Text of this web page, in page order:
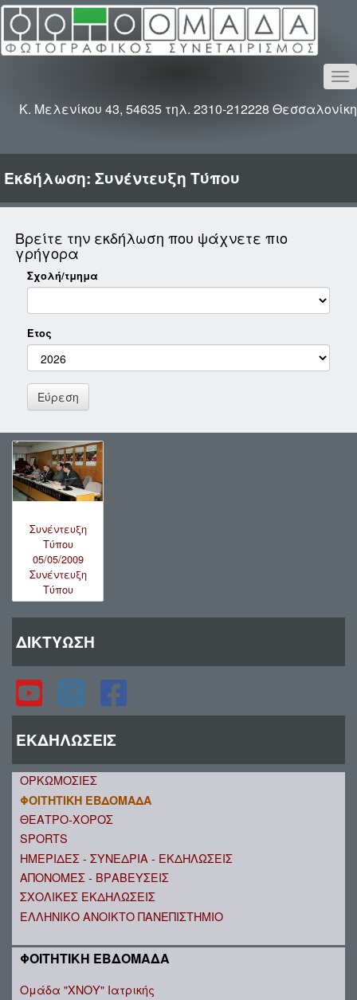
Κ. Μελενίκου 43, 54635 τηλ. 2310-212228 Θεσσαλονίκη
Εκδήλωση: Συνέντευξη Τύπου
Βρείτε την εκδήλωση που ψάχνετε πιο
γρήγορα
Σχολή/τμημα
Έτος
Συνέντευξη
Τύπου
05/05/2009
Συνέντευξη
Τύπου
ΔΙΚΤΥΩΣΗ
ΕΚΔΗΛΩΣΕΙΣ
ΟΡΚΩΜΟΣΙΕΣ
ΦΟΙΤΗΤΙΚΗ ΕΒΔΟΜΑΔΑ
ΘΕΑΤΡΟ-ΧΟΡΟΣ
SPORTS
ΗΜΕΡΙΔΕΣ - ΣΥΝΕΔΡΙΑ - ΕΚΔΗΛΩΣΕΙΣ
ΑΠΟΝΟΜΕΣ - ΒΡΑΒΕΥΣΕΙΣ
ΣΧΟΛΙΚΕΣ ΕΚΔΗΛΩΣΕΙΣ
ΕΛΛΗΝΙΚΟ ΑΝΟΙΚΤΟ ΠΑΝΕΠΙΣΤΗΜΙΟ
ΦΟΙΤΗΤΙΚΗ ΕΒΔΟΜΑΔΑ
Ομάδα "ΧΝΟΥ" Ιατρικής